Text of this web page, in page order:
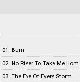
01. Burn
02. No River To Take Me
03. The Eye Of Every Storm